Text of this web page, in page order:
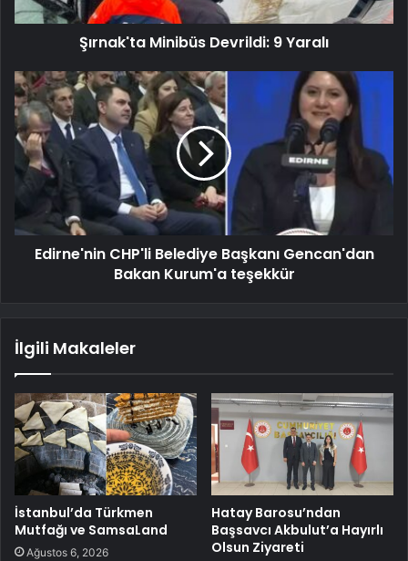
Şırnak'ta Minibüs Devrildi: 9 Yaralı
Edirne'nin CHP'li Belediye Başkanı Gencan'dan
Bakan Kurum'a teşekkür
İlgili Makaleler
İstanbul’da Türkmen
Mutfağı ve SamsaLand
Ağustos 6, 2026
Hatay Barosu’ndan
Başsavcı Akbulut’a Hayırlı
Olsun Ziyareti